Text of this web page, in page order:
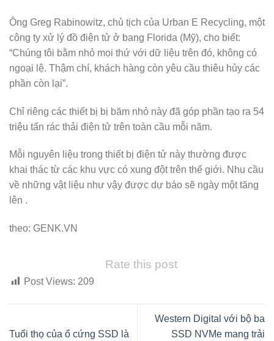
Ông Greg Rabinowitz, chủ tịch của Urban E Recycling, một
công ty xử lý đồ điện tử ở bang Florida (Mỹ), cho biết:
“Chúng tôi bằm nhỏ mọi thứ với dữ liệu trên đó, không có
ngoại lệ. Thậm chí, khách hàng còn yêu cầu thiêu hủy các
phần còn lại”.
Chỉ riêng các thiết bị bị băm nhỏ này đã góp phần tạo ra 54
triệu tấn rác thải điện tử trên toàn cầu mỗi năm.
Mỗi nguyên liệu trong thiết bị điện tử này thường được
khai thác từ các khu vực có xung đột trên thế giới. Nhu cầu
về những vật liệu như vậy được dự báo sẽ ngày một tăng
lên .
theo: GENK.VN
Rate this post
Post Views: 209
Tuổi thọ của ổ cứng SSD là
Western Digital với bộ ba
SSD NVMe mang trải